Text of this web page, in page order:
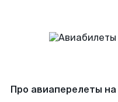
Про авиаперелеты